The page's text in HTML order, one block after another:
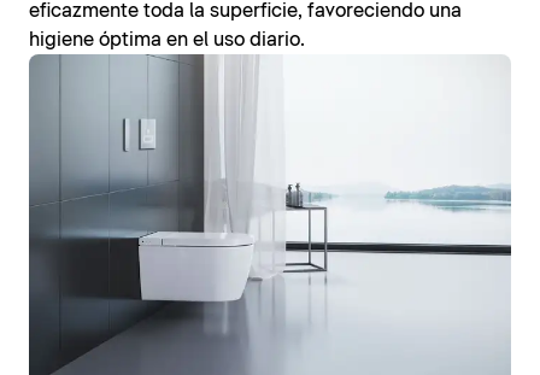
eficazmente toda la superficie, favoreciendo una
higiene óptima en el uso diario.